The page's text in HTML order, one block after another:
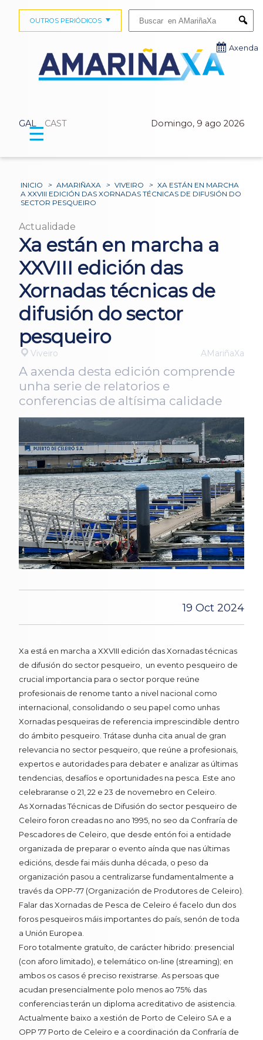
GAL CAST Domingo, 9 ago 2026
OUTROS PERIÓDICOS
Axenda
☰
INICIO > AMARIÑAXA > VIVEIRO > XA ESTÁN EN MARCHA
A XXVIII EDICIÓN DAS XORNADAS TÉCNICAS DE DIFUSIÓN DO
SECTOR PESQUEIRO
Actualidade
Xa están en marcha a
XXVIII edición das
Xornadas técnicas de
difusión do sector
pesqueiro
Viveiro AMariñaXa
A axenda desta edición comprende
unha serie de relatorios e
conferencias de altísima calidade
19 Oct 2024
Xa está en marcha a XXVIII edición das Xornadas técnicas
de difusión do sector pesqueiro, un evento pesqueiro de
crucial importancia para o sector porque reúne
profesionais de renome tanto a nivel nacional como
internacional, consolidando o seu papel como unhas
Xornadas pesqueiras de referencia imprescindible dentro
do ámbito pesqueiro. Trátase dunha cita anual de gran
relevancia no sector pesqueiro, que reúne a profesionais,
expertos e autoridades para debater e analizar as últimas
tendencias, desafíos e oportunidades na pesca. Este ano
celebraranse o 21, 22 e 23 de novemebro en Celeiro.
As Xornadas Técnicas de Difusión do sector pesqueiro de
Celeiro foron creadas no ano 1995, no seo da Confraría de
Pescadores de Celeiro, que desde entón foi a entidade
organizada de preparar o evento aínda que nas últimas
edicións, desde fai máis dunha década, o peso da
organización pasou a centralizarse fundamentalmente a
través da OPP-77 (Organización de Produtores de Celeiro).
Falar das Xornadas de Pesca de Celeiro é facelo dun dos
foros pesqueiros máis importantes do país, senón de toda
a Unión Europea.
Foro totalmente gratuíto, de carácter hibrido: presencial
(con aforo limitado), e telemático on-line (streaming); en
ambos os casos é preciso rexistrarse. As persoas que
acudan presencialmente polo menos ao 75% das
conferencias terán un diploma acreditativo de asistencia.
Actualmente baixo a xestión de Porto de Celeiro SA e a
OPP 77 Porto de Celeiro e a coordinación da Confraría de